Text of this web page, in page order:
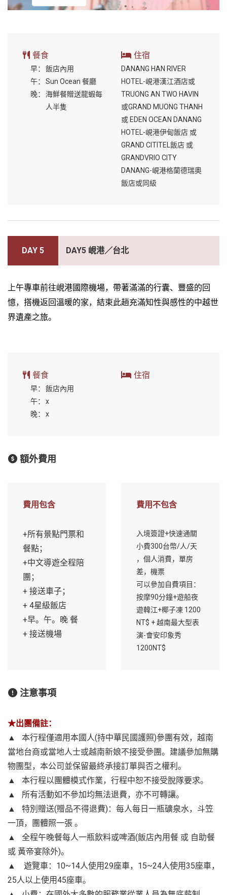
餐食
早：
飯店內用
午：
Sun Ocean 餐廳
晚：
海鮮餐贈送龍蝦每
人半隻
住宿
DANANG HAN RIVER
HOTEL-峴港漢江酒店或
TRUONG AN TWO HAVIN
或GRAND MUONG THANH
或 EDEN OCEAN DANANG
HOTEL-峴港伊甸飯店 或
GRAND CITITEL飯店 或
GRANDVRIO CITY
DANANG-峴港格蘭德瑞奧
飯店或同級
DAY 5 DAY5 峴港／台北
上午專車前往峴港國際機場，帶著滿滿的行囊、豐盛的回
憶，搭機返回溫暖的家，結束此趟充滿知性與感性的中越世
界遺產之旅。
餐食
早：
飯店內用
午：
x
晚：
x
住宿
額外費用
費用包含
+所有景點門票和
餐點；
+中文導遊全程陪
團；
+ 接送車子；
+ 4星級飯店
+早。午。晚 餐
+ 接送機場
費用不包含
入境簽證+快速通關
小費300台幣/人/天
，個人消費，單房
差，機票
可以參加自費項目：
按摩90分鐘+遊船夜
遊韓江+椰子凍 1200
NT$ + 越南最大型表
演-會安印象秀
1200NT$
注意事項
★出團備註：
▲ 本行程僅適用本國人(持中華民國護照)參團有效，越南
當地台商或當地人士或越南新娘不接受參團。建議參加無購
物團型，本公司並保留最終承接訂單與否之權利。
▲ 本行程以團體模式作業，行程中恕不接受脫隊要求。
▲ 所有活動如不參加均無法退費，亦不可轉讓。
▲ 特別贈送(贈品不得退費)：每人每日一瓶礦泉水，斗笠
一頂，團體照一張 。
▲ 全程午晚餐每人一瓶飲料或啤酒(飯店內用餐 或 自助餐
或 黃帝宴除外)。
▲ 遊覽車：10~14人使用29座車，15~24人使用35座車，
25人以上使用45座車。